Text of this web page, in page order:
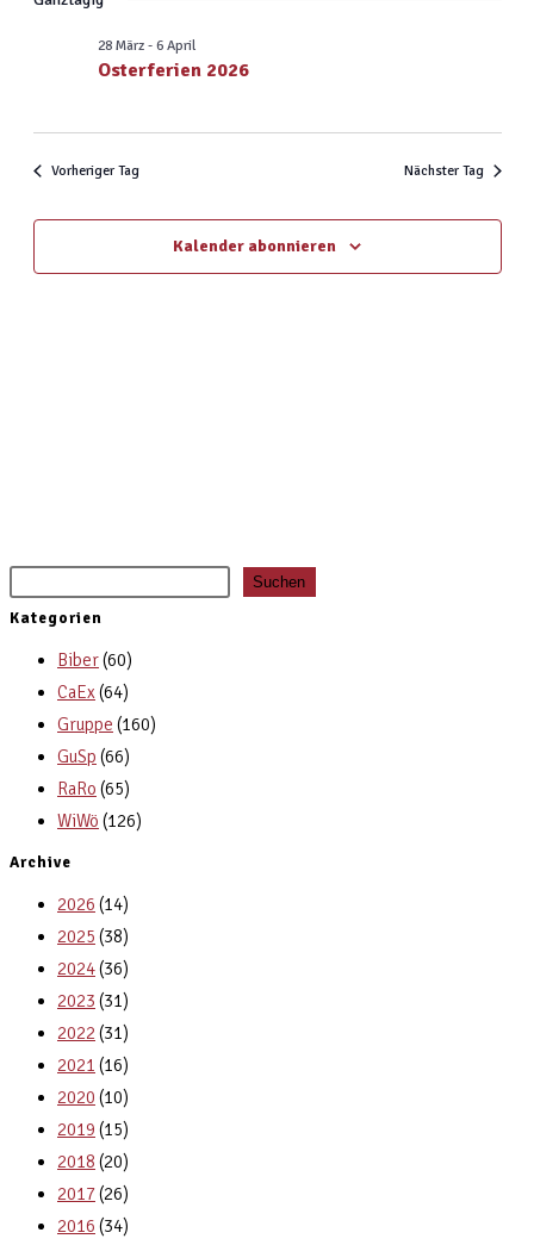
wählen.
Osterferien 2026
28 März- 6 April
Vorheriger Tag Nächster Tag
Kalender abonnieren
Suchen
Kategorien
Biber(60)
CaEx(64)
Gruppe (160)
GuSp (66)
RaRo (65)
WiWö (126)
Archive
2026 (14)
2025 (38)
2024(36)
2023 (31)
2022 (31)
2021 (16)
2020 (10)
2019 (15)
2018 (20)
2017(26)
2016 (34)